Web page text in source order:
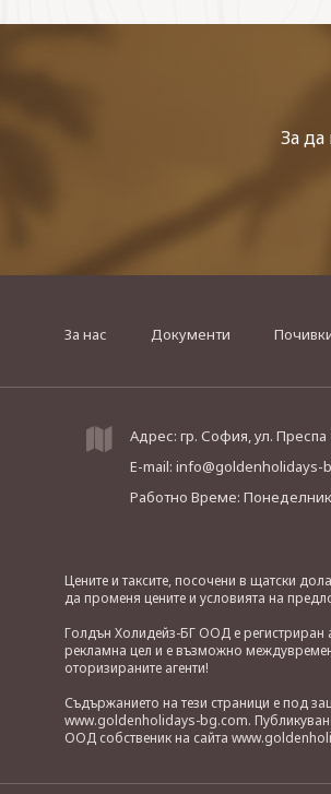
За
За нас Документи
Адрес: гр. София, ул.
E-mail: info@goldenholidays-
Работно Време:
Цените и таксите, посочени в щатски
да променя цените и условията на
Голдън Холидейз-БГ ООД е регистриран
рекламна цел и е възможно
оторизираните агенти!
Съдържанието на тези страници е под
www.goldenholidays-bg.com.
ООД собственик на сайта